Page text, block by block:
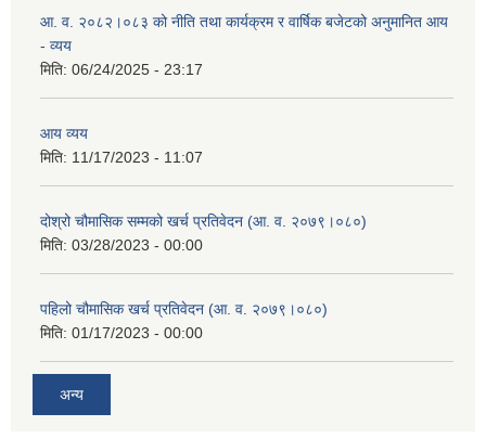
आ. व. २०८२।०८३ को नीति तथा कार्यक्रम र वार्षिक बजेटको अनुमानित आय
- व्यय
मिति: 06/24/2025 - 23:17
आय व्यय
मिति: 11/17/2023 - 11:07
दोश्रो चौमासिक सम्मको खर्च प्रतिवेदन (आ. व. २०७९।०८०)
मिति: 03/28/2023 - 00:00
पहिलो चौमासिक खर्च प्रतिवेदन (आ. व. २०७९।०८०)
मिति: 01/17/2023 - 00:00
अन्य